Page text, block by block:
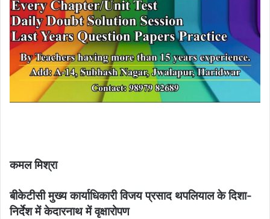
कमल मिश्रा
बीकेटीसी मुख्य कार्याधिकारी विजय प्रसाद थपलियाल के दिशा-
निर्देश में केदारनाथ में वृक्षारोपण